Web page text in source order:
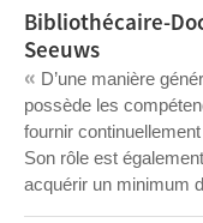
Bibliothécaire-
Seeuws
« D’une manière
possède les
fournir
Son rôle est
acquérir un minimum